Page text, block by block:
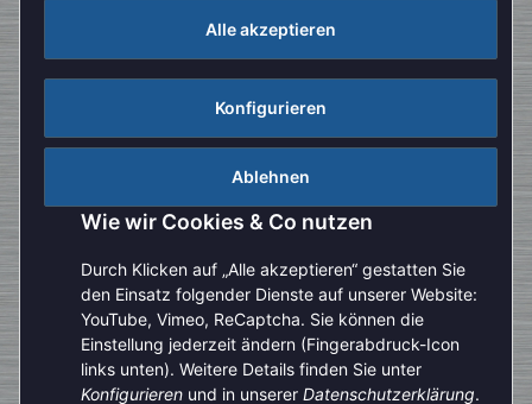
Alle akzeptieren
Konfigurieren
Ablehnen
Wie wir Cookies & Co nutzen
Durch Klicken auf „Alle akzeptieren“ gestatten Sie
den Einsatz folgender Dienste auf unserer Website:
YouTube, Vimeo, ReCaptcha. Sie können die
Einstellung jederzeit ändern (Fingerabdruck-Icon
links unten). Weitere Details finden Sie unter
Konfigurieren und in unserer Datenschutzerklärung.
Aufgrund der Urlaubszeit kann es aktuell zu verlängerten
Bearbeitungszeiten kommen. Bitte beachten Sie außerdem,